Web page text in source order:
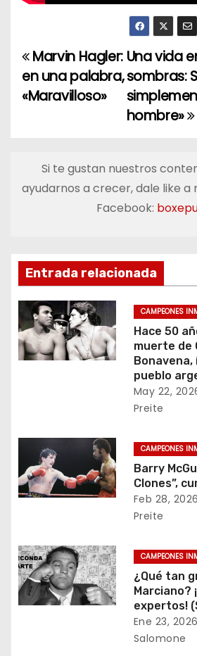
N
a
g
i
ó
n
d
n
t
r
d
a
Una vida
sombras:
hombre»
Marvin Hagler:
en una palabra,
«Maravilloso»
Si te gustan nuestros
ayudarnos a crecer, dale like a
Facebook:
Entrada relacionada
CAMPEONES
Hace 50
muerte de
pueblo
May 22,
Preite
CAMPEONES
Barry
Clones”,
Feb 28, 2026
Preite
CAMPEONES
¿Qué tan
Marciano?
expertos!
Ene 23, 2026
Salomone